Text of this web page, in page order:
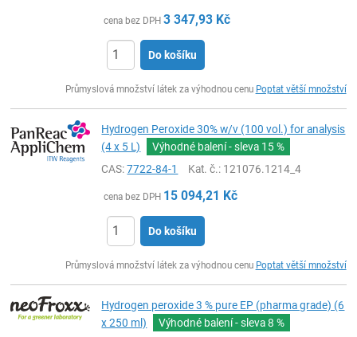
cena bez DPH 3 347,93 Kč
Do košíku
Průmyslová množství látek za výhodnou cenu Poptat větší množství
Hydrogen Peroxide 30% w/v (100 vol.) for analysis
(4 x 5 L)
Výhodné balení - sleva 15 %
CAS:7722-84-1 Kat. č.: 121076.1214_4
cena bez DPH 15 094,21 Kč
Do košíku
Průmyslová množství látek za výhodnou cenu Poptat větší množství
Hydrogen peroxide 3 % pure EP (pharma grade) (6
x 250 ml)
Výhodné balení - sleva8 %